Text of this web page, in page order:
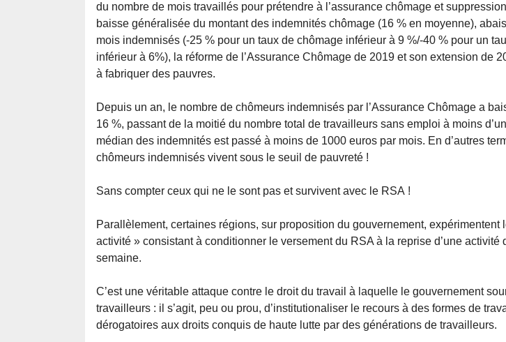
du nombre de mois travaillés pour prétendre à l’assurance chômage et
baisse généralisée du montant des indemnités chômage (16 % en moyenne),
mois indemnisés (-25 % pour un taux de chômage inférieur à 9 %/-40 % pour un
inférieur à 6%), la réforme de l’Assurance Chômage de 2019 et son extension de
à fabriquer des pauvres.
Depuis un an, le nombre de chômeurs indemnisés par l’Assurance Chômage a
16 %, passant de la moitié du nombre total de travailleurs sans emploi à moins
médian des indemnités est passé à moins de 1000 euros par mois. En d’autres
chômeurs indemnisés vivent sous le seuil de pauvreté !
Sans compter ceux qui ne le sont pas et survivent avec le RSA !
Parallèlement, certaines régions, sur proposition du gouvernement, expérimentent
activité » consistant à conditionner le versement du RSA à la reprise d’une activité
semaine.
C’est une véritable attaque contre le droit du travail à laquelle le gouvernement
travailleurs : il s’agit, peu ou prou, d’institutionaliser le recours à des formes de
dérogatoires aux droits conquis de haute lutte par des générations de travailleurs.